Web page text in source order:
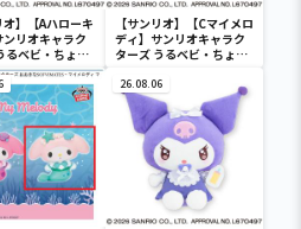
オ】【Aハローキ
リオキャラク
るベビ・ちょい
ル
【サンリオ】【Cマイメロ
ディ】サンリオキャラク
ターズ うるベビ・ちょい
26.08.06